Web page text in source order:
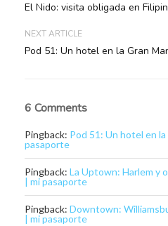
El Nido: visita obligada en
NEXT ARTICLE
Pod 51: Un hotel en la Gran
6 Comments
Pingback: Pod 51: Un hotel en
pasaporte
Pingback: La Uptown: Harlem y
| mi pasaporte
Pingback: Downtown:
| mi pasaporte